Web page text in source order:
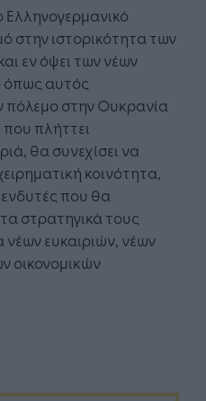
Ελληνογερμανικό
στην ιστορικότητα των
εν όψει των νέων
όπως αυτός
πόλεμο στην Ουκρανία
που πλήττει
θα συνεχίσει να
κοινότητα,
που θα
στρατηγικά τους
νέων ευκαιριών, νέων
οικονομικών